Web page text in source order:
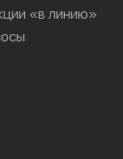
«в линию»